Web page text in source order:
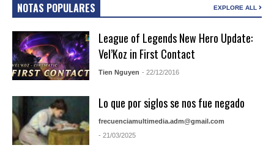
NOTAS POPULARES EXPLORE ALL
League of Legends New Hero Update:
Vel’Koz in First Contact
Tien Nguyen - 22/12/2016
Lo que por siglos se nos fue negado
frecuenciamultimedia.adm@gmail.com
- 21/03/2025